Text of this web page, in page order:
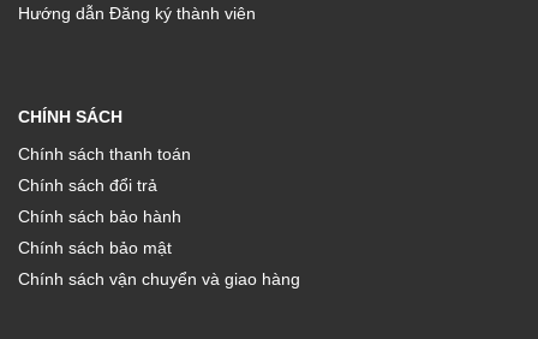
Hướng dẫn Đăng ký thành viên
CHÍNH SÁCH
Chính sách thanh toán
Chính sách đổi trả
Chính sách bảo hành
Chính sách bảo mật
Chính sách vận chuyển và giao hàng